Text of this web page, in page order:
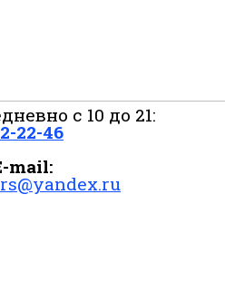
с 10 до 21:
22-46
mail: